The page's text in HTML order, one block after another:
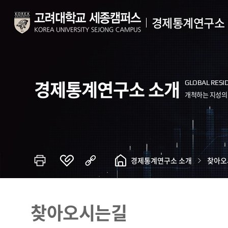
경제통계연구소
경제통계연구소 소개
경제통계연구소 소개 찾아
찾아오시는길